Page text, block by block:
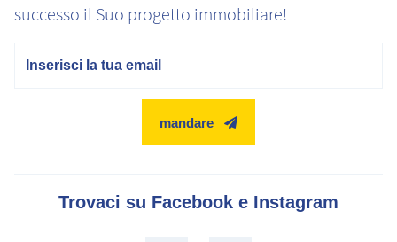
successo il Suo progetto immobiliare!
mandare
Trovaci su Facebook e Instagram